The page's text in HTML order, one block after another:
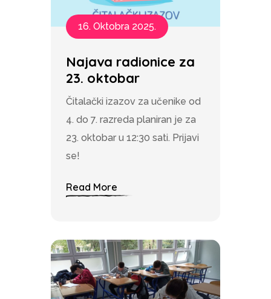
16. Oktobra 2025.
Najava radionice za
23. oktobar
Čitalački izazov za učenike od
4. do 7. razreda planiran je za
23. oktobar u 12:30 sati. Prijavi
se!
Read More